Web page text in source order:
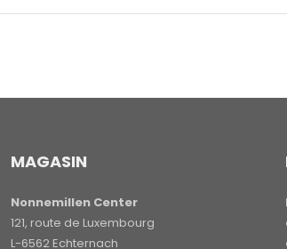
MAGASIN
Nonnemillen Center
121, route de Luxembourg
L-6562 Echternach